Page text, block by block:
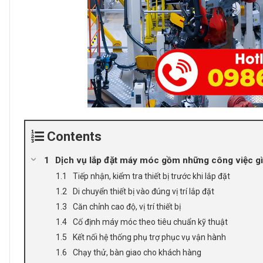
Contents
Dịch vụ lắp đặt máy móc gồm những công việc
Tiếp nhận, kiểm tra thiết bị trước khi lắp đặt
Di chuyển thiết bị vào đúng vị trí lắp đặt
Căn chỉnh cao độ, vị trí thiết bị
Cố định máy móc theo tiêu chuẩn kỹ thuật
Kết nối hệ thống phụ trợ phục vụ vận hành
Chạy thử, bàn giao cho khách hàng